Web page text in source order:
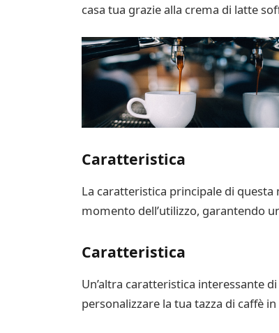
casa tua grazie alla crema di latte
Caratteristica
La caratteristica principale di
momento dell’utilizzo, garantendo
Caratteristica
Un’altra caratteristica interessante
personalizzare la tua tazza di caffè